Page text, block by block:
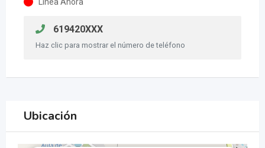
Línea Ahora
619420XXX
Haz clic para mostrar el número de teléfono
Ubicación